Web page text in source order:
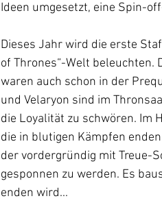
Ideen umgesetzt, eine Spin-
Dieses Jahr wird die erste
of Thrones“-Welt beleuchten.
waren auch schon in der
und Velaryon sind im
die Loyalität zu schwören. Im
die in blutigen Kämpfen
der vordergründig mit Treue-
gesponnen zu werden. Es
enden wird...